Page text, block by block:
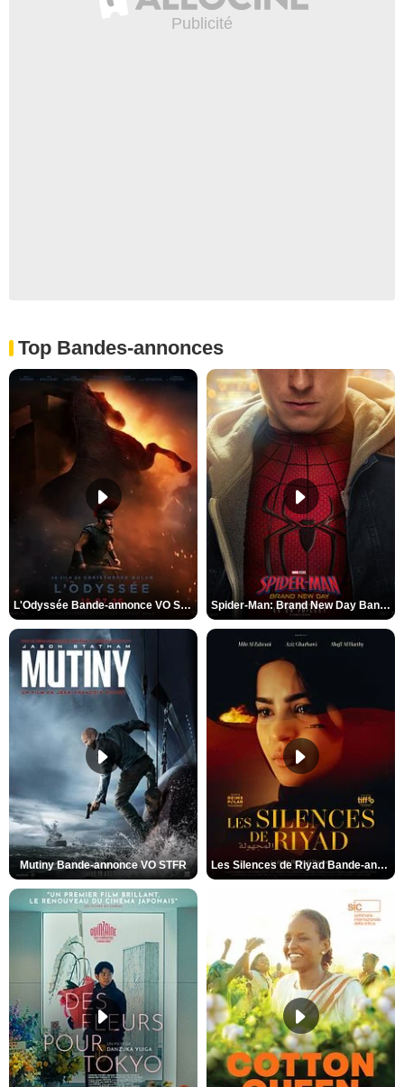
Top Bandes-annonces
L'Odyssée Bande-annonce VO STFR Spider-Man: Brand New Day Bande-annonce VO STFR
Mutiny Bande-annonce VO STFR Les Silences de Riyad Bande-annonce VO STFR